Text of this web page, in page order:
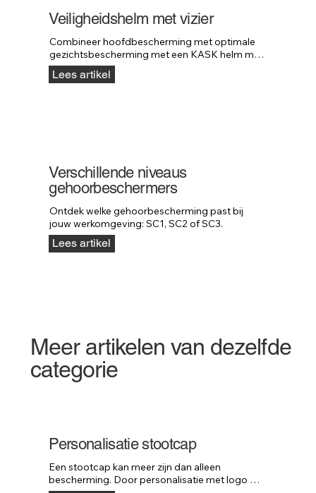
Veiligheidshelm met vizier
Combineer hoofdbescherming met optimale
gezichtsbescherming met een KASK helm met
vizier.
Lees artikel
Verschillende niveaus
gehoorbeschermers
Ontdek welke gehoorbescherming past bij
jouw werkomgeving: SC1, SC2 of SC3.
Lees artikel
Personalisatie stootcap
Een stootcap kan meer zijn dan alleen
bescherming. Door personalisatie met logo of
Meer artikelen van dezelfde
categorie